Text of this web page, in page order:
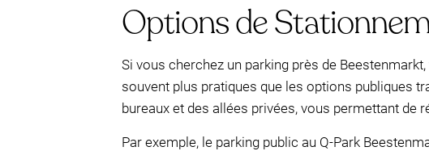
Options de
Si vous cherchez un parking près de
souvent plus pratiques que les options publiques
bureaux et des allées privées, vous permettant de
Par exemple, le parking public au Q-Park